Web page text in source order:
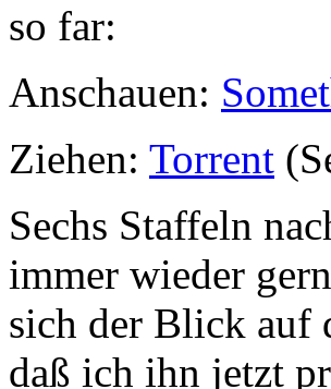
so far:
Anschauen:
Ziehen: Torrent
Sechs Staffeln
immer wieder gern
sich der Blick auf
daß ich ihn jetzt